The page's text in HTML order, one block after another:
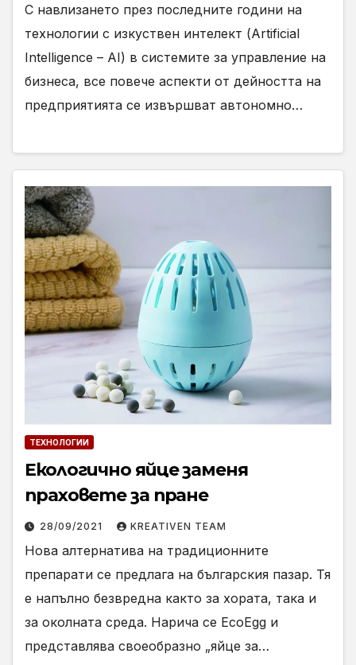
С навлизането през последните години на
технологии с изкуствен интелект (Artificial
Intelligence – AI) в системите за управление на
бизнеса, все повече аспекти от дейността на
предприятията се извършват автономно…
ТЕХНОЛОГИИ
Екологично яйце заменя
праховете за пране
28/09/2021 KREATIVEN TEAM
Нова алтернатива на традиционните
препарати се предлага на българския пазар. Тя
е напълно безвредна както за хората, така и
за околната среда. Нарича се EcoEgg и
представлява своеобразно „яйце за…